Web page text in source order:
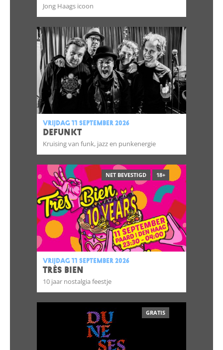
Jong Haags icoon
vrijdag 11 september 2026
DEFUNKT
Kruising van funk, jazz en punkenergie
NET BEVESTIGD 18+
vrijdag 11 september 2026
TRÈS BIEN
10 jaar nostalgia feestje
GRATIS